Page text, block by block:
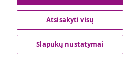
Atsisakyti visų
Slapukų nustatymai